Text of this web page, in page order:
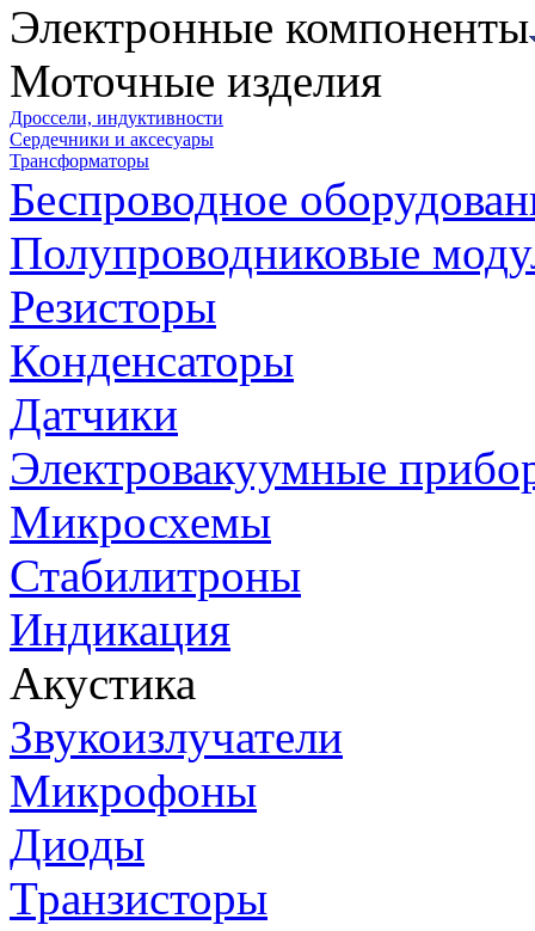
Электронные компоненты
Моточные изделия
Дроссели, индуктивности
Сердечники и аксесуары
Трансформаторы
Беспроводное
Полупроводниковые
Резисторы
Конденсаторы
Датчики
Электровакуумные
Микросхемы
Стабилитроны
Индикация
Акустика
Звукоизлучатели
Микрофоны
Диоды
Транзисторы